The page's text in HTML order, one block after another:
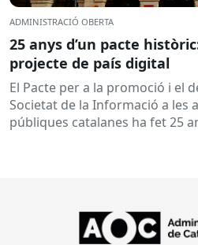
ADMINISTRACIÓ OBERTA
25 anys d’un pacte
projecte de país digital
El Pacte per a la promoció i el
Societat de la Informació a les
públiques catalanes ha fet 25